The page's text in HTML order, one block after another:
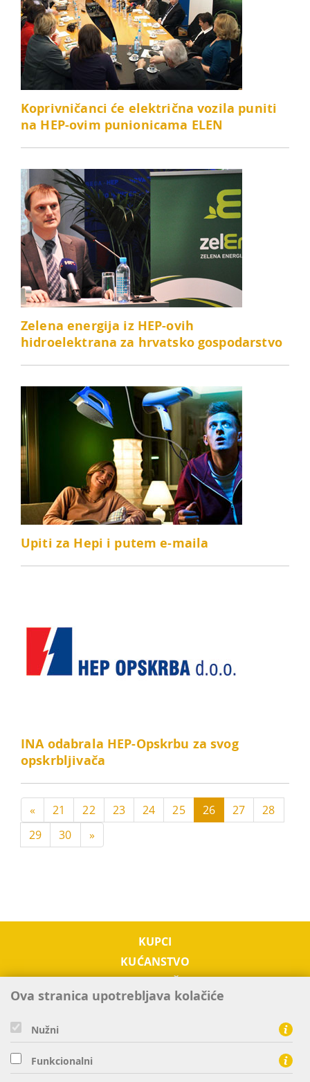
Koprivničanci će električna vozila puniti
na HEP-ovim punionicama ELEN
Zelena energija iz HEP-ovih
hidroelektrana za hrvatsko gospodarstvo
Upiti za Hepi i putem e-maila
INA odabrala HEP-Opskrbu za svog
opskrbljivača
« 21 22 23 24 25 26 27
28
29
30 »
KUPCI
KUĆANSTVO
PODUZETNIŠTVO
OTKUP
TRŽIŠTE EL. ENERGIJE
Ova stranica upotrebljava kolačiće
Nužni
Funkcionalni